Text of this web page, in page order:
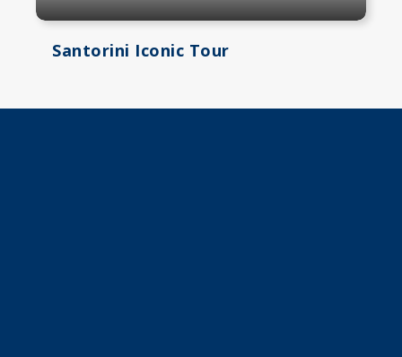
Santorini Iconic Tour